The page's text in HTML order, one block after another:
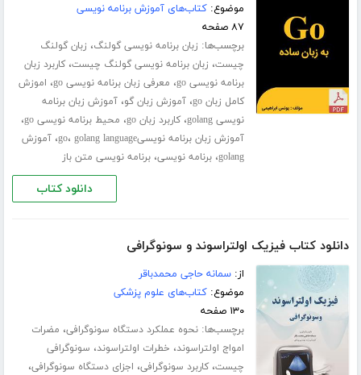
موضوع:کتاب‌های آموزش برنامه نویسی
۸۷ صفحه
برچسب‌ها: زبان برنامه نویسی گولنگ، زبان گولنگ
چیست، زبان برنامه نویسی گولنگ چیست،کاربرد زبان
برنامه نویسی go
، معرفی زبان برنامه نویسی go ، اموزش
کامل زبان go
،آموزش زبان گو،آموزش زبان برنامه
نویسی golang
،کاربرد زبان go ، محیط برنامه نویسی go ،
آموزش زبان برنامه نویسیgo ، golang language ،آموزش
golang،برنامه نویسی،برنامه نویسی متن باز
دانلود کتاب
دانلود کتاب فیزیک اولتراسوند و سونوگرافی
از:سمانه حاجی محمدباقر
موضوع:کتاب‌های علوم پزشکی
۱۳۰ صفحه
برچسب‌ها:نحوه عملکرد دستگاه سونوگرافی، مضرات
امواج اولتراسوند، خطرات اولتراسوند، سونوگرافی
چیست،کاربرد سونوگرافی، اجزای دستگاه سونوگرافی،